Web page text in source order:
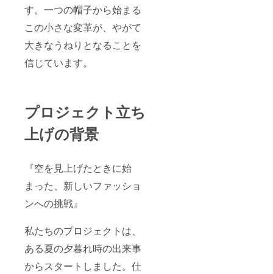
す。一つの帽子から始まる
この小さな変革が、やがて
大きなうねりとなることを
信じています。
プロジェクト立ち
上げの背景
『空を見上げたときに始
まった、新しいファッショ
ンへの挑戦』
私たちのプロジェクトは、
ある夏の夕暮れ時の出来事
からスタートしました。仕